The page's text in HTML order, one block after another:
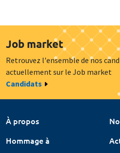
Job market
Retrouvez l'ensemble de nos
actuellement sur le Job market
Candidats
À propos
Hommage à